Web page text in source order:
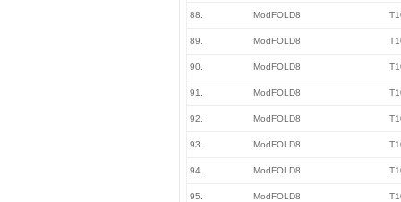
88. ModFOLD8
89. ModFOLD8
90. ModFOLD8
91. ModFOLD8
92. ModFOLD8
93. ModFOLD8
94. ModFOLD8
95. ModFOLD8